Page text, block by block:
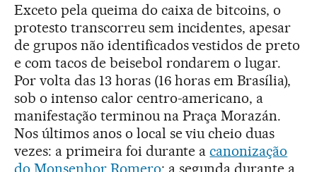
Exceto pela queima do caixa de bitcoins, o
protesto transcorreu sem incidentes, apesar
de grupos não identificados vestidos de preto
e com tacos de beisebol rondarem o lugar.
Por volta das 13 horas (16 horas em Brasília),
sob o intenso calor centro-americano, a
manifestação terminou na Praça Morazán.
Nos últimos anos o local se viu cheio duas
vezes: a primeira foi durante acanonização
do Monsenhor Romero; a segunda durante a